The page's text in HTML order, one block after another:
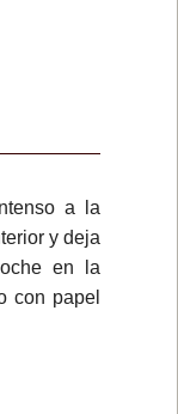
a la
y deja
en la
con papel